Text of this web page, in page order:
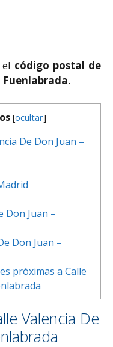
código postal de
Fuenlabrada.
[ocultar]
De Don Juan –
Don Juan –
Don Juan –
próximas a Calle
Valencia De